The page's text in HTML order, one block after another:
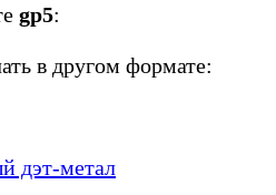
gp5:
в другом формате:
дэт-метал